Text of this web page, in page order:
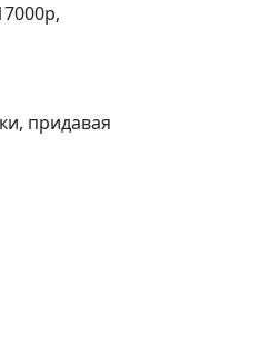
придавая